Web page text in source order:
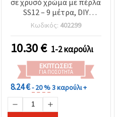
SS12 – 9 μέτρα, DIY
διακοσμητικό για
κοσμήματα, στολές &
διακόσμηση γάμου
Κωδικός: 402299
10.30€ 1-2 καρούλι
ΕΚΠΤΏΣΕΙΣ
ΓΙΑ ΠΟΣΌΤΗΤΑ
8.24 €- 20 %3 καρούλι +